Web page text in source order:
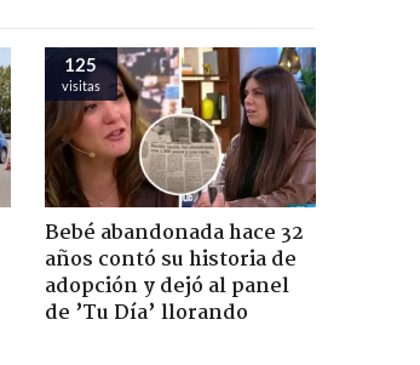
125
visitas
Bebé abandonada hace 32
años contó su historia de
adopción y dejó al panel
de ’Tu Día’ llorando